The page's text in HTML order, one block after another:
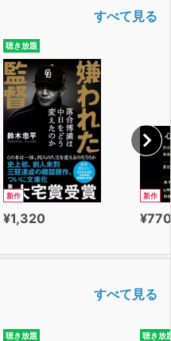
すべて見る
聴き放題
新作
¥1,320
新作
¥770
すべて見る
聴き放題 聴き放題